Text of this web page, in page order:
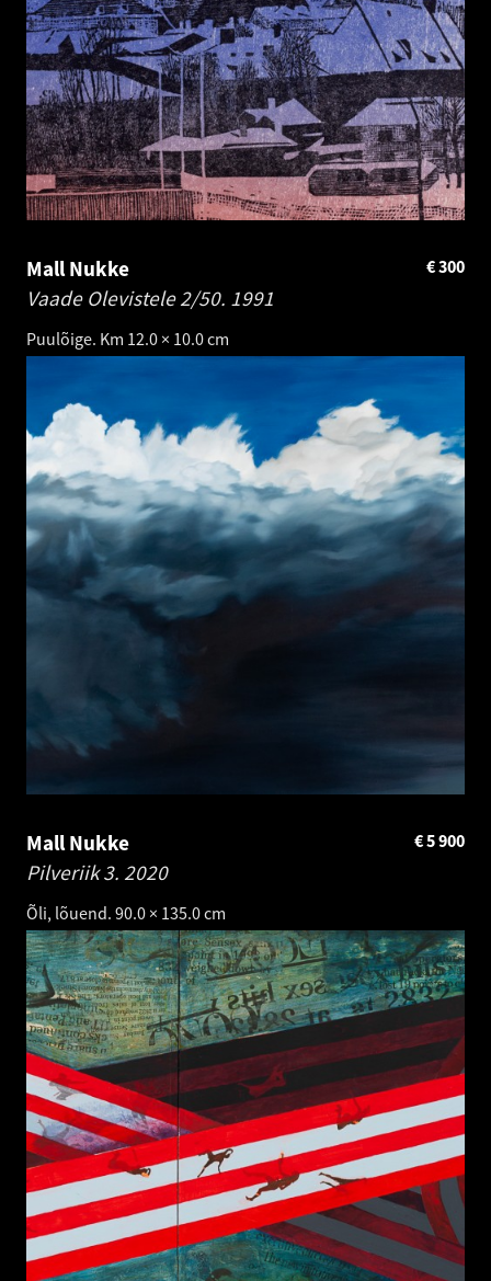
Mall Nukke
Vaade Olevistele 2/50. 1991
Puulõige. Km 12.0 × 10.0 cm
300
€
Mall Nukke
Pilveriik 3. 2020
Õli, lõuend. 90.0 × 135.0 cm
5 900
€